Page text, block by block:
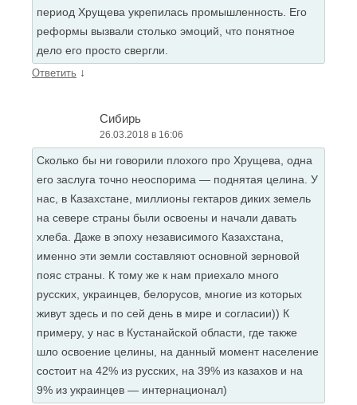
период Хрущева укрепилась промышленность. Его
реформы вызвали столько эмоций, что понятное
дело его просто свергли.
Ответить ↓
Сибирь
26.03.2018 в 16:06
Сколько бы ни говорили плохого про Хрущева, одна
его заслуга точно неоспорима — поднятая целина. У
нас, в Казахстане, миллионы гектаров диких земель
на севере страны были освоены и начали давать
хлеба. Даже в эпоху независимого Казахстана,
именно эти земли составляют основной зерновой
пояс страны. К тому же к нам приехало много
русских, украинцев, белорусов, многие из которых
живут здесь и по сей день в мире и согласии)) К
примеру, у нас в Кустанайской области, где также
шло освоение целины, на данный момент население
состоит на 42% из русских, на 39% из казахов и на
9% из украинцев — интернационал)